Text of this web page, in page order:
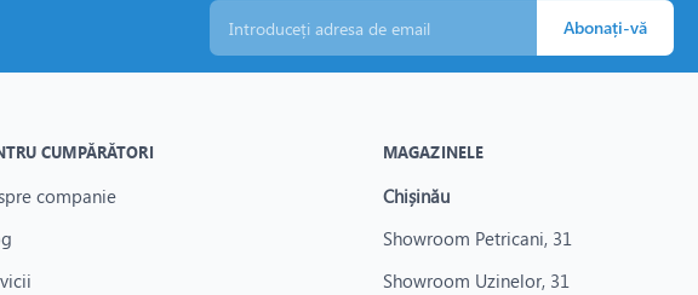
Abonați-vă
CUMPĂRĂTORI
companie
MAGAZINELE
Chișinău
Showroom Petricani, 31
Showroom Uzinelor, 31